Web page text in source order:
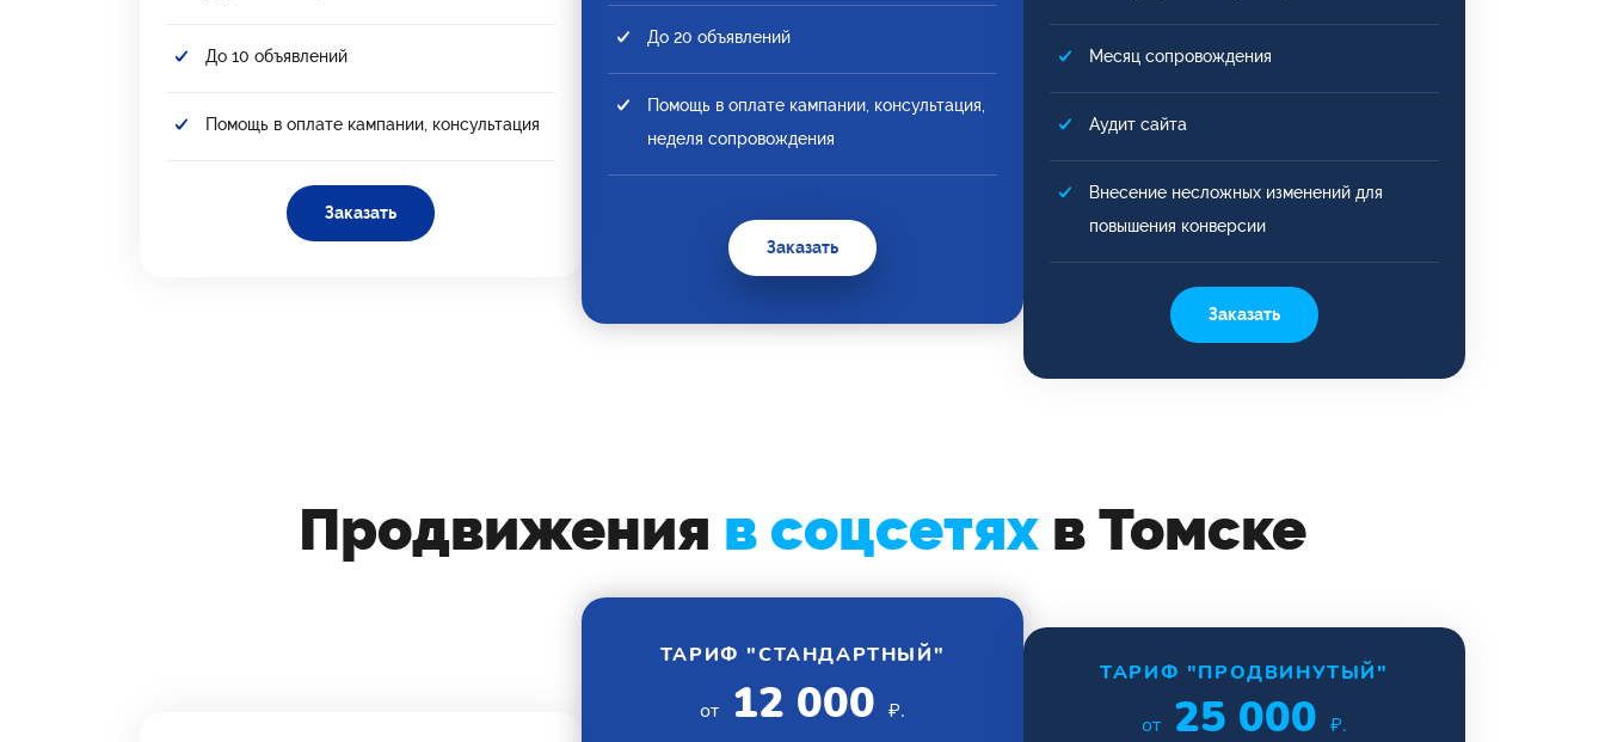
До 10 объявлений
Помощь в оплате кампании, консультация
Заказать
До 20 объявлений
Помощь в оплате кампании, консультация,
неделя сопровождения
Заказать
Месяц сопровождения
Аудит сайта
Внесение несложных изменений для
повышения конверсии
Заказать
Продвижения в соцсетях в Томске
ТАРИФ "СТАНДАРТНЫЙ"
от 12 000 ₽.
ТАРИФ "ПРОДВИНУТЫЙ"
от 25 000 ₽.